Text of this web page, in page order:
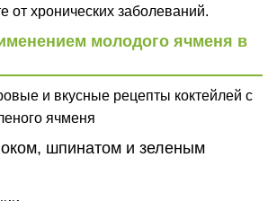
от хронических заболеваний.
молодого ячменя в
и вкусные рецепты коктейлей с
ячменя
шпинатом и зеленым